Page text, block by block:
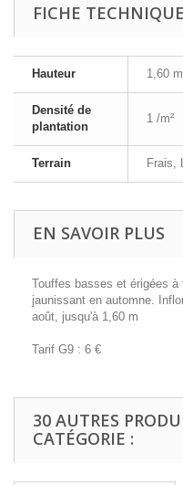
FICHE TECHNIQUE
Hauteur 1,60 m
Densité de
plantation
1 /m²
Terrain Frais,
EN SAVOIR PLUS
Touffes basses et érigées à
jaunissant en automne.
août, jusqu'à 1,60 m
Tarif G9 : 6 €
30 AUTRES
CATÉGORIE :